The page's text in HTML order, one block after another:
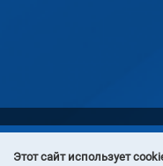
Этот сайт использует